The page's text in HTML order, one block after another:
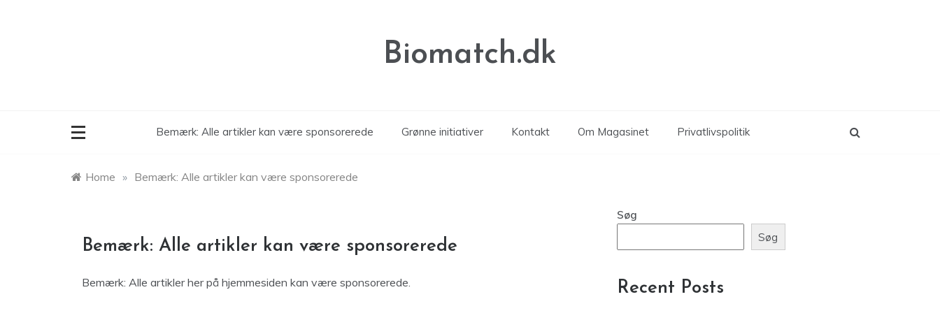
Biomatch.dk
Bemærk: Alle artikler kan være sponsorerede Grønne initiativer Kontakt Om Magasinet Privatlivspolitik
Home » Bemærk: Alle artikler kan være sponsorerede
Bemærk: Alle artikler kan være sponsorerede
Bemærk: Alle artikler her på hjemmesiden kan være sponsorerede.
Søg
Søg
Recent Posts